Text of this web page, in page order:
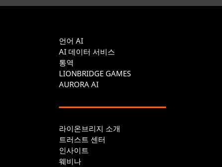
언어 AI
AI 데이터 서비스
통역
LIONBRIDGE GAMES
AURORA AI
라이온브리지 소개
트러스트 센터
인사이트
웨비나